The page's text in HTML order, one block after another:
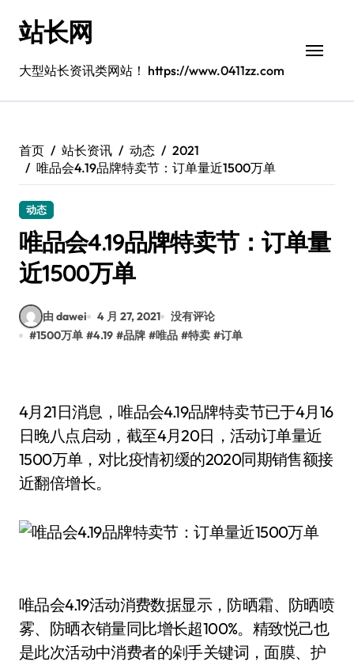
站长网
大型站长资讯类网站！ https://www.0411zz.com
首页 站长资讯 动态
2021
唯品会4.19品牌特卖节：订单量近1500万单
动态
唯品会4.19品牌特卖节：订单量
近1500万单
由 dawei 4 月 27, 2021
没有评论
#1500万单 #4.19 #品牌 #唯品 #特卖 #订单
4月21日消息，唯品会4.19品牌特卖节已于4月16
日晚八点启动，截至4月20日，活动订单量近
1500万单，对比疫情初缓的2020同期销售额接
近翻倍增长。
唯品会4.19活动消费数据显示，防晒霜、防晒喷
雾、防晒衣销量同比增长超100%。精致悦己也
是此次活动中消费者的剁手关键词，面膜、护